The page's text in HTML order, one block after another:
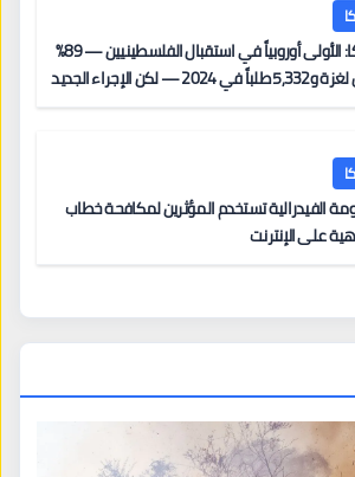
بلجيكا: الأولى أوروبياً في استقبال الفلسطينيين — 89%
قبول لغزة و5,332 طلباً في 2024 — لكن الإجراء الجديد
الفيدرالية تستخدم المؤثرين لمكافحة خطاب
على الإنترنت